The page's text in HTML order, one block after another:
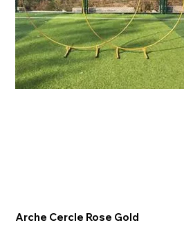
Arche Cercle Rose Gold